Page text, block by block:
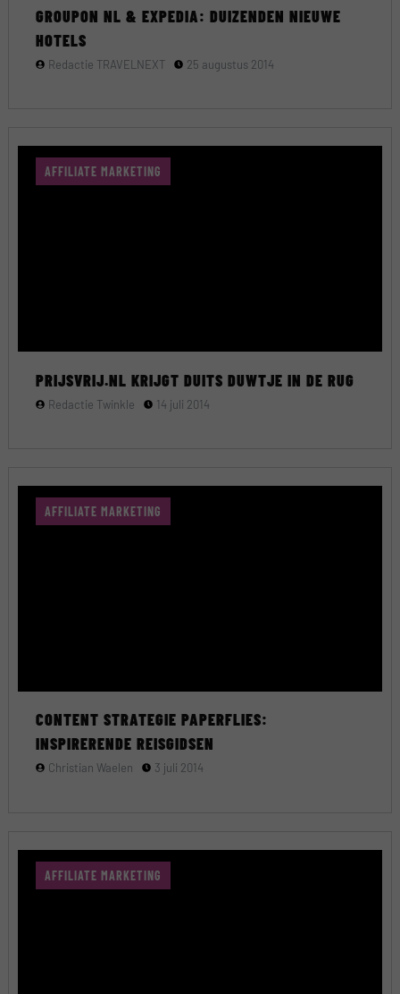
GROUPON NL & EXPEDIA: DUIZENDEN NIEUWE
HOTELS
Redactie TRAVELNEXT 25 augustus 2014
AFFILIATE MARKETING
PRIJSVRIJ.NL KRIJGT DUITS DUWTJE IN DE RUG
Redactie Twinkle 14 juli 2014
AFFILIATE MARKETING
CONTENT STRATEGIE PAPERFLIES:
INSPIRERENDE REISGIDSEN
Christian Waelen 3 juli 2014
AFFILIATE MARKETING